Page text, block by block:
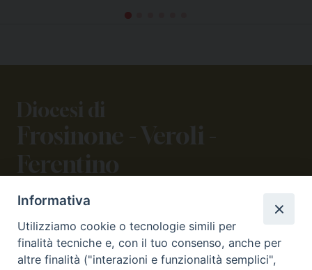
Diocesi di
Frosinone - Veroli -
Ferentino
CONTATTI
viale Volsci 105 (ex via dei Monti Lepini)
03100 Frosinone (FR)
Informativa
Utilizziamo cookie o tecnologie simili per
finalità tecniche e, con il tuo consenso, anche per
altre finalità ("interazioni e funzionalità semplici",